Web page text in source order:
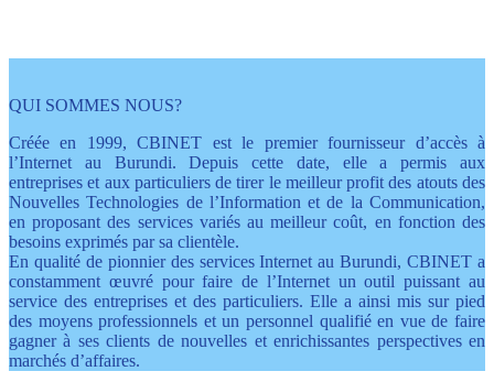
QUI SOMMES NOUS?
Créée en 1999, CBINET est le premier fournisseur d’accès à
l’Internet au Burundi. Depuis cette date, elle a permis aux
entreprises et aux particuliers de tirer le meilleur profit des atouts des
Nouvelles Technologies de l’Information et de la Communication,
en proposant des services variés au meilleur coût, en fonction des
besoins exprimés par sa clientèle.
En qualité de pionnier des services Internet au Burundi, CBINET a
constamment œuvré pour faire de l’Internet un outil puissant au
service des entreprises et des particuliers. Elle a ainsi mis sur pied
des moyens professionnels et un personnel qualifié en vue de faire
gagner à ses clients de nouvelles et enrichissantes perspectives en
marchés d’affaires.